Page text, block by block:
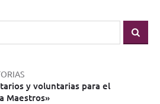
y voluntarias para el
Maestros»